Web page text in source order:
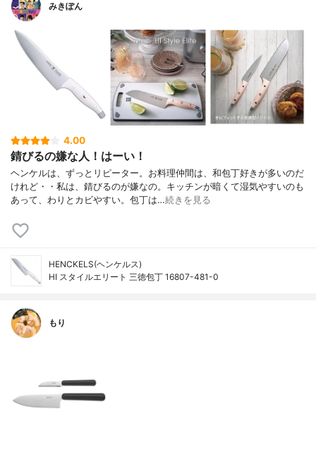
みきぽん
4.00
錆びるの嫌な人！はーい！
ヘンケルは、ずっとリピーター。お料理仲間は、和包丁好きが多いのだ
けれど・・私は、錆びるのが嫌なの。キッチンが暗くて湿気やすいのも
あって、わりとカビやすい。包丁は…続きを見る
HENCKELS(ヘンケルス)
HI スタイルエリート 三徳包丁 16807-481-0
もり